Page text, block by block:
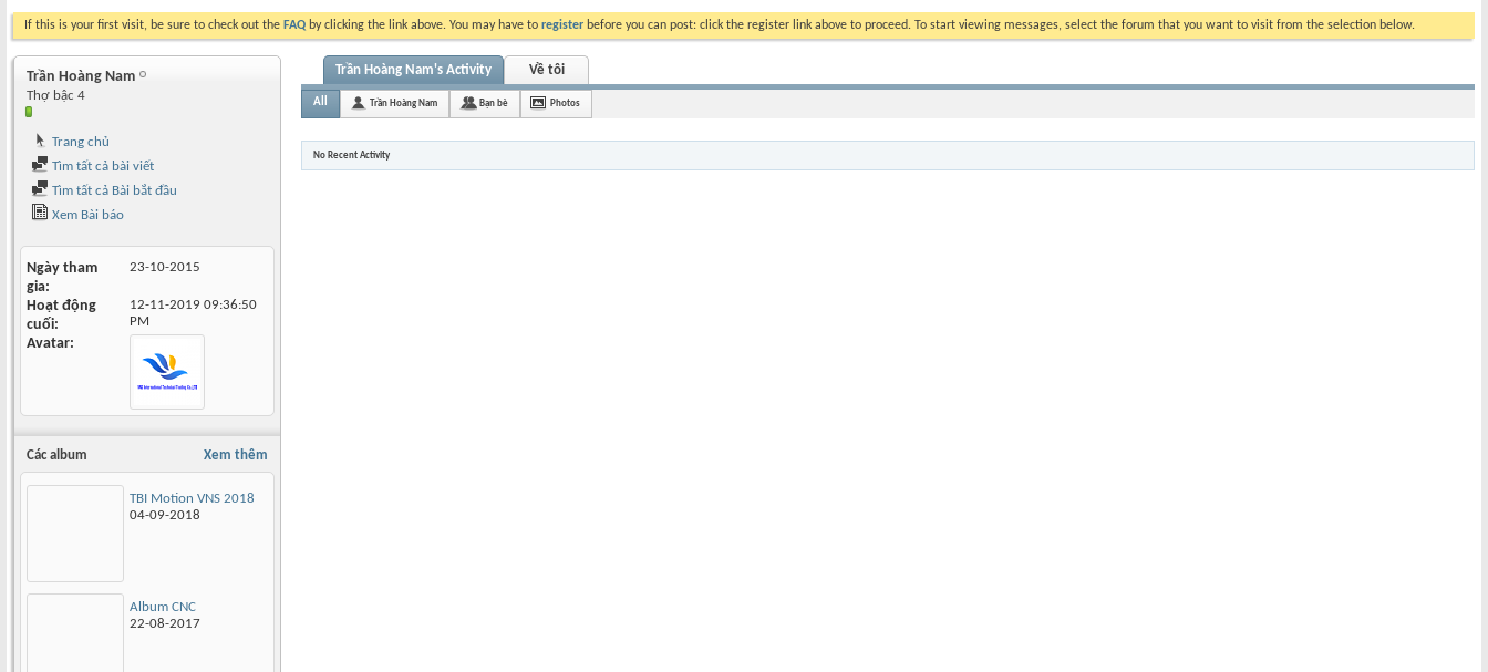
If this is your first visit, be sure to check out the FAQ by clicking the link above. You may have to register before you can post: click the register link above to proceed. To start viewing messages, select the forum that you want to visit from the selection below.
Trần Hoàng Nam
Thợ bậc 4
Trang chủ
Tìm tất cả bài viết
Tìm tất cả Bài bắt đầu
Xem Bài báo
Ngày tham
gia
23-10-2015
Hoạt động
cuối
12-11-2019 09:36:50
PM
Avatar
Xem thêm
Các album
TBI Motion VNS 2018
04-09-2018
Album CNC
22-08-2017
Trần Hoàng Nam's Activity Về tôi
All Trần Hoàng Nam Bạn bè Photos
No Recent Activity